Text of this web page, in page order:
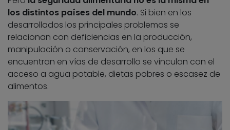
los distintos países del mundo. Si bien en los
desarrollados los principales problemas se
relacionan con deficiencias en la producción,
manipulación o conservación, en los que se
encuentran en vías de desarrollo se vinculan con el
acceso a agua potable, dietas pobres o escasez de
alimentos.